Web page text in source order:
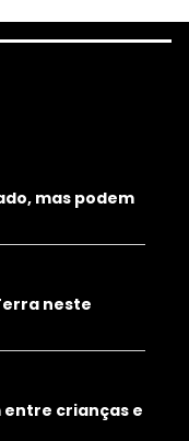
mas podem
neste
crianças e